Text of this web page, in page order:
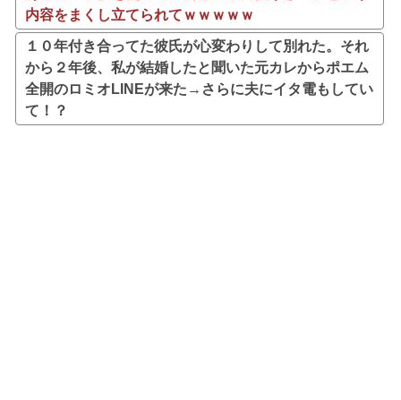
内容をまくし立てられてｗｗｗｗｗ
１０年付き合ってた彼氏が心変わりして別れた。それ
から２年後、私が結婚したと聞いた元カレからポエム
全開のロミオLINEが来た→さらに夫にイタ電もしてい
て！？